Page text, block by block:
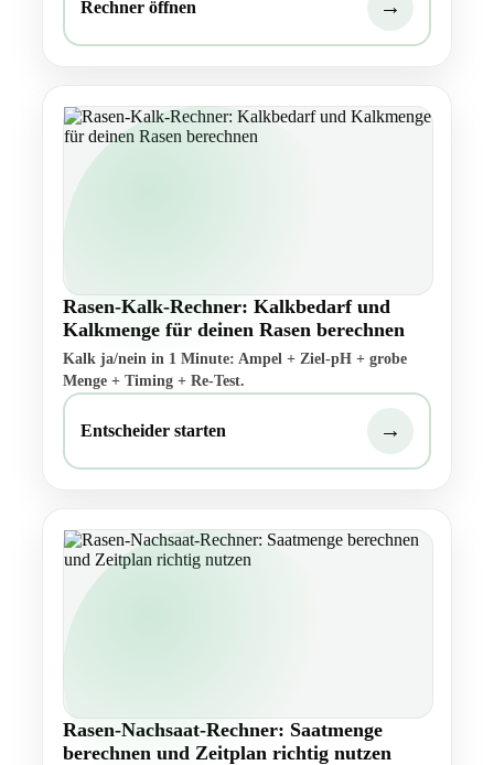
Rechner öffnen →
Rasen-Kalk-Rechner: Kalkbedarf und
Kalkmenge für deinen Rasen berechnen
Kalk ja/nein in 1 Minute: Ampel + Ziel-pH + grobe
Menge + Timing + Re-Test.
Entscheider starten →
Rasen-Nachsaat-Rechner: Saatmenge
berechnen und Zeitplan richtig nutzen